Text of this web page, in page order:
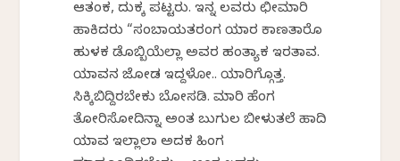
ಆತಂಕ, ದುಕ್ಕ ಪಟ್ಟರು. ಇನ್ನ ಕೆಲವರು ಛೀಮಾರಿ
ಹಾಕಿದರು “ಸಂಬಾಯತರಂಗ ಯಾರ ಕಾಣತಾರೊ
ಹುಳಕ ಡೊಬ್ಬಿಯೆಲ್ಲಾ ಅವರ ಹಂತ್ಯಾಕ ಇರತಾವ.
ಯಾವನ ಜೋಡ ಇದ್ದಳೋ.. ಯಾರಿಗ್ಗೊತ್ತ.
ಸಿಕ್ಕಿಬಿದ್ದಿರಬೇಕು ಬೋಸಡಿ. ಮಾರಿ ಹೆಂಗ
ತೋರಿಸೋದಿನ್ನಾ ಅಂತ ಬುಗುಲ ಬೀಳುತಲೆ ಹಾದಿ
ಯಾವ ಇಲ್ಲಾಲಾ ಅದಕ ಹಿಂಗ